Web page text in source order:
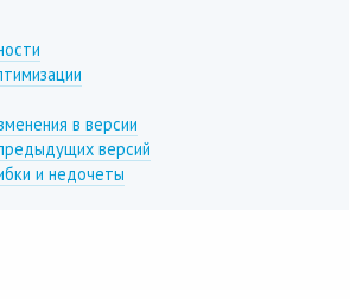
в версии
версий
и недочеты